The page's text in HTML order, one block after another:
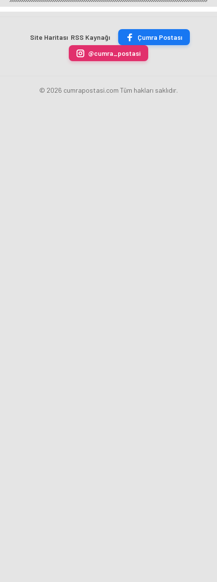
GastroFest'te
Tanıtılacak
Talha
Bayrakçı
Yükseliyor
Kılca
Yeni
Açıkladı
Kursu
Başladı
Site Haritası RSS Kaynağı
Çumra Postası
@cumra_postasi
© 2026 cumrapostasi.com Tüm hakları saklıdır.